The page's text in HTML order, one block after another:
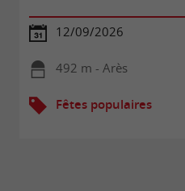
12/09/2026
492 m - Arès
Fêtes populaires